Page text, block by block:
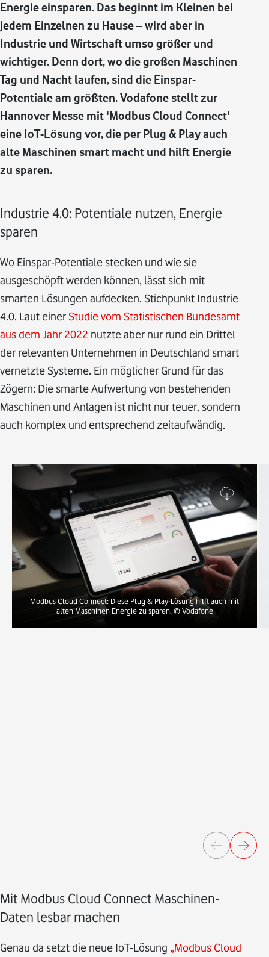
Energie einsparen. Das beginnt im Kleinen bei
jedem Einzelnen zu Hause – wird aber in
Industrie und Wirtschaft umso größer und
wichtiger. Denn dort, wo die großen Maschinen
Tag und Nacht laufen, sind die Einspar-
Potentiale am größten. Vodafone stellt zur
Hannover Messe mit 'Modbus Cloud Connect'
eine IoT-Lösung vor, die per Plug & Play auch
alte Maschinen smart macht und hilft Energie
zu sparen.
Industrie 4.0: Potentiale nutzen, Energie
sparen
Wo Einspar-Potentiale stecken und wie sie
ausgeschöpft werden können, lässt sich mit
smarten Lösungen aufdecken. Stichpunkt Industrie
4.0. Laut einer Studie vom Statistischen Bundesamt
aus dem Jahr 2022 nutzte aber nur rund ein Drittel
der relevanten Unternehmen in Deutschland smart
vernetzte Systeme. Ein möglicher Grund für das
Zögern: Die smarte Aufwertung von bestehenden
Maschinen und Anlagen ist nicht nur teuer, sondern
auch komplex und entsprechend zeitaufwändig.
Modbus Cloud Connect: Diese Plug & Play-Lösung hilft auch mit
alten Maschinen Energie zu sparen. © Vodafone
Mit Modbus Cloud Connect Maschinen-
Daten lesbar machen
Genau da setzt die neue IoT-Lösung „Modbus Cloud